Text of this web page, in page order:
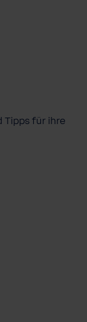
Tipps für ihre